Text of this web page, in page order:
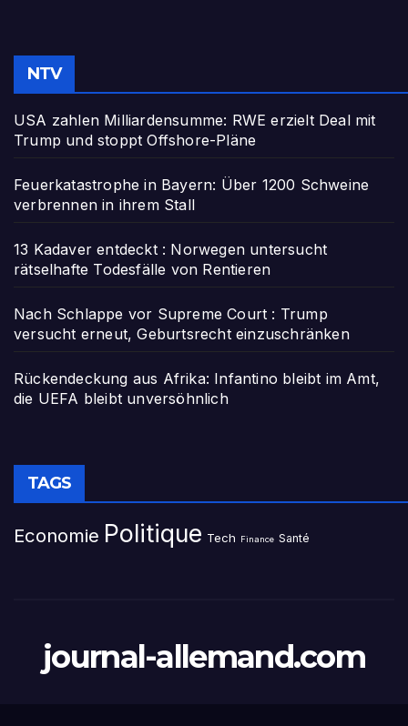
NTV
USA zahlen Milliardensumme: RWE erzielt Deal mit
Trump und stoppt Offshore-Pläne
Feuerkatastrophe in Bayern: Über 1200 Schweine
verbrennen in ihrem Stall
13 Kadaver entdeckt : Norwegen untersucht
rätselhafte Todesfälle von Rentieren
Nach Schlappe vor Supreme Court : Trump
versucht erneut, Geburtsrecht einzuschränken
Rückendeckung aus Afrika: Infantino bleibt im Amt,
die UEFA bleibt unversöhnlich
TAGS
Economie Politique Tech Finance Santé
journal-allemand.com